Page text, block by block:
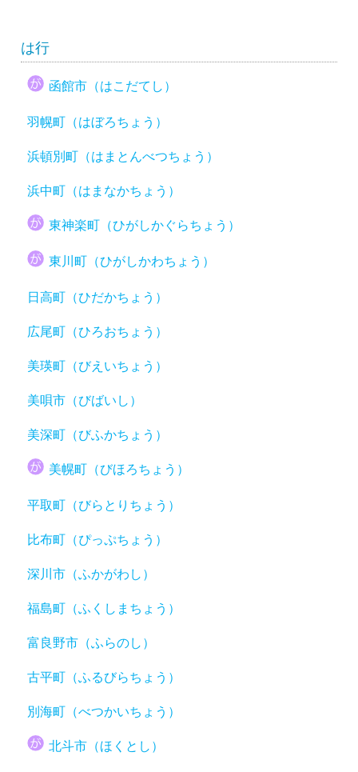
は行
函館市（はこだてし）
羽幌町（はぼろちょう）
浜頓別町（はまとんべつちょう）
浜中町（はまなかちょう）
東神楽町（ひがしかぐらちょう）
東川町（ひがしかわちょう）
日高町（ひだかちょう）
広尾町（ひろおちょう）
美瑛町（びえいちょう）
美唄市（びばいし）
美深町（びふかちょう）
美幌町（びほろちょう）
平取町（びらとりちょう）
比布町（ぴっぷちょう）
深川市（ふかがわし）
福島町（ふくしまちょう）
富良野市（ふらのし）
古平町（ふるびらちょう）
別海町（べつかいちょう）
北斗市（ほくとし）